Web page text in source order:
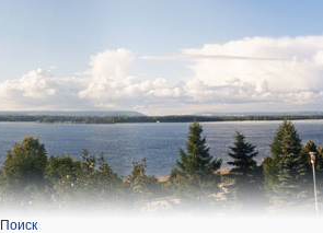
Поиск